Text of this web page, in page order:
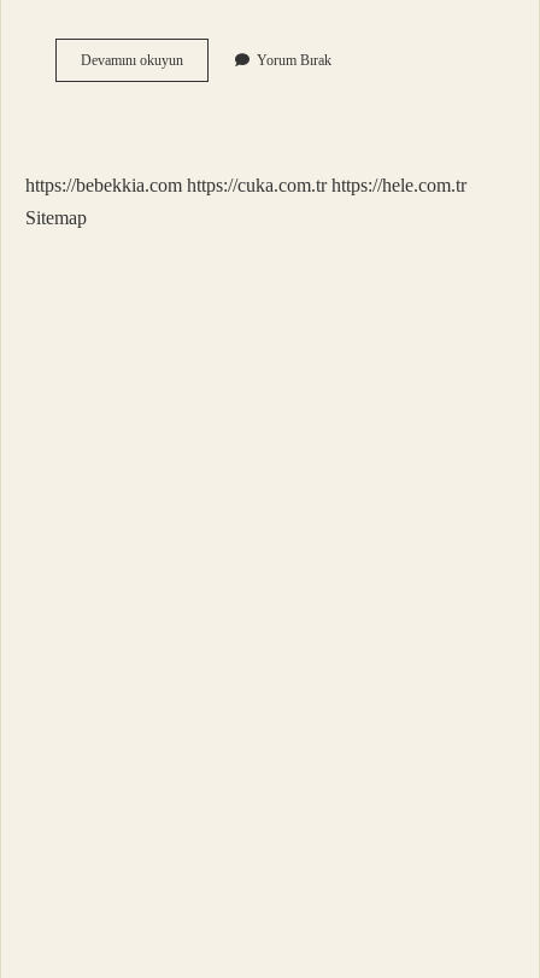
Devamını okuyunErba
Karavan
Yorum Bırak
https://bebekkia.com https://cuka.com.tr https://hele.com.tr
Sitemap